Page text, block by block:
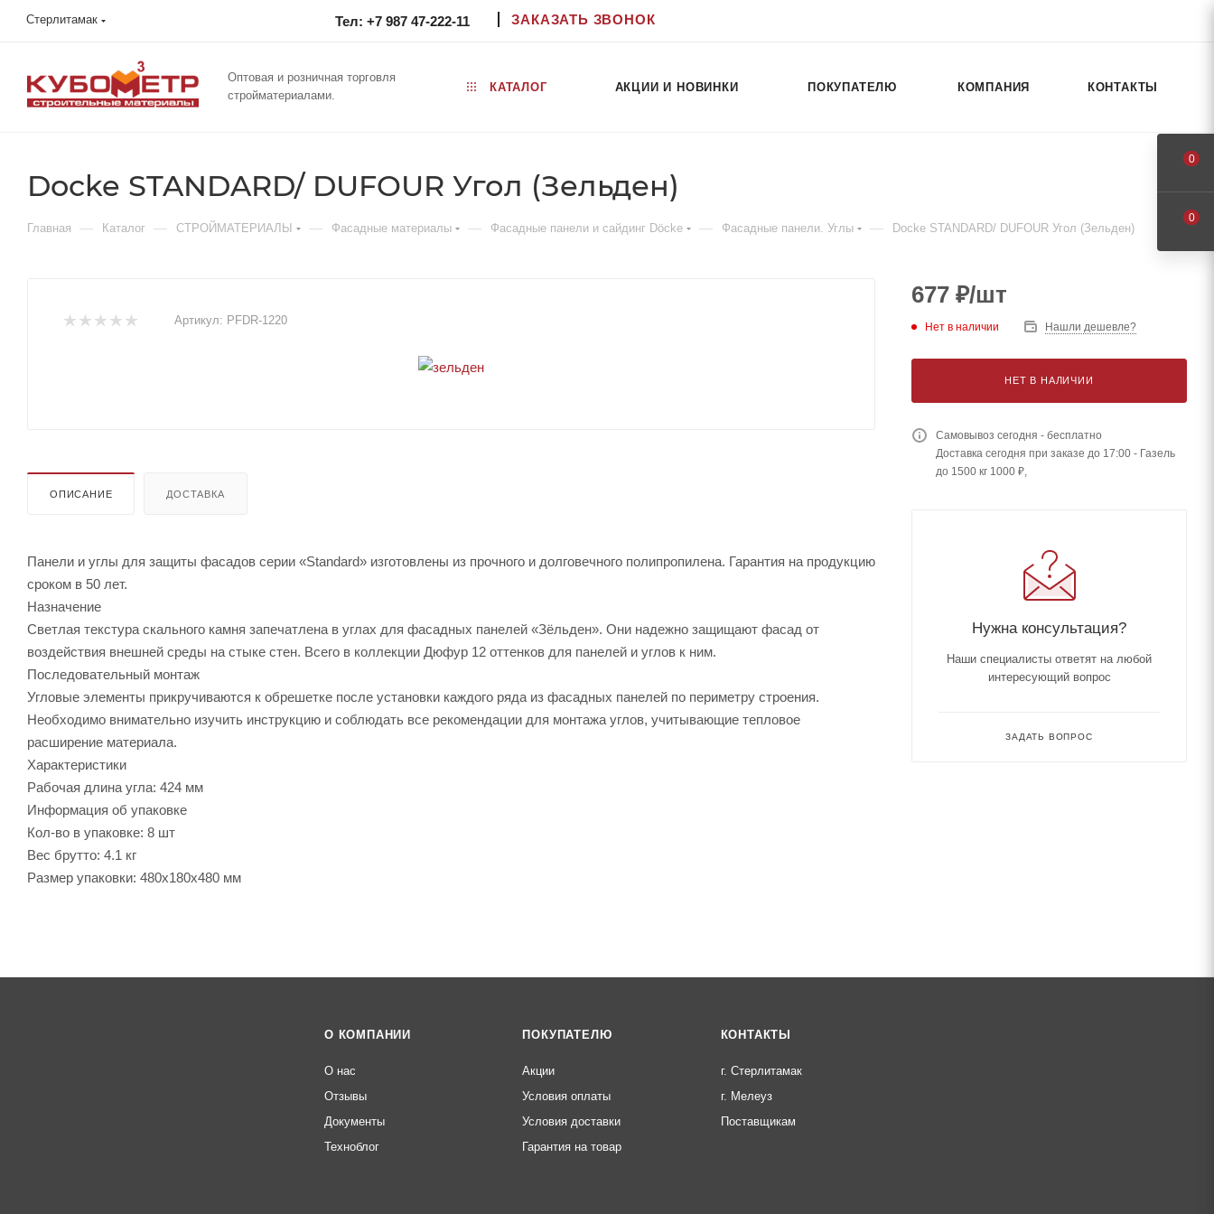
Стерлитамак Тел: +7 987 47-222-11 ЗАКАЗАТЬ ЗВОНОК
Оптовая и розничная торговля
стройматериалами.
КАТАЛОГ АКЦИИ И НОВИНКИ ПОКУПАТЕЛЮ КОМПАНИЯ КОНТАКТЫ
Docke STANDARD/ DUFOUR Угол (Зельден)
Главная — Каталог — СТРОЙМАТЕРИАЛЫ — Фасадные материалы — Фасадные панели и сайдинг Döcke — Фасадные панели. Углы — Docke STANDARD/ DUFOUR Угол (Зельден)
Артикул: PFDR-1220
ОПИСАНИЕ ДОСТАВКА
Панели и углы для защиты фасадов серии «Standard» изготовлены из прочного и долговечного полипропилена. Гарантия на продукцию
сроком в 50 лет.
Назначение
Светлая текстура скального камня запечатлена в углах для фасадных панелей «Зёльден». Они надежно защищают фасад от
воздействия внешней среды на стыке стен. Всего в коллекции Дюфур 12 оттенков для панелей и углов к ним.
Последовательный монтаж
Угловые элементы прикручиваются к обрешетке после установки каждого ряда из фасадных панелей по периметру строения.
Необходимо внимательно изучить инструкцию и соблюдать все рекомендации для монтажа углов, учитывающие тепловое
расширение материала.
Характеристики
Рабочая длина угла: 424 мм
Информация об упаковке
Кол-во в упаковке: 8 шт
Вес брутто: 4.1 кг
Размер упаковки: 480x180x480 мм
677 ₽/шт
Нет в наличии Нашли дешевле?
НЕТ В НАЛИЧИИ
Самовывоз сегодня - бесплатно
Доставка сегодня при заказе до 17:00 - Газель
до 1500 кг 1000 ₽,
Нужна консультация?
Наши специалисты ответят на любой
интересующий вопрос
ЗАДАТЬ ВОПРОС
О КОМПАНИИ
О нас
Отзывы
Документы
Техноблог
ПОКУПАТЕЛЮ
Акции
Условия оплаты
Условия доставки
Гарантия на товар
КОНТАКТЫ
г. Стерлитамак
г. Мелеуз
Поставщикам
0
0